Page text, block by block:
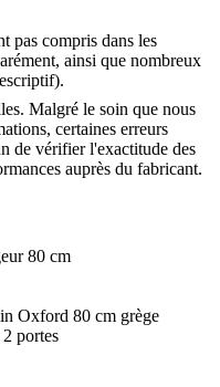
pas compris dans les
ainsi que nombreux
Malgré le soin que nous
certaines erreurs
de vérifier l'exactitude des
auprès du fabricant.
80 cm
Oxford 80 cm grège
portes